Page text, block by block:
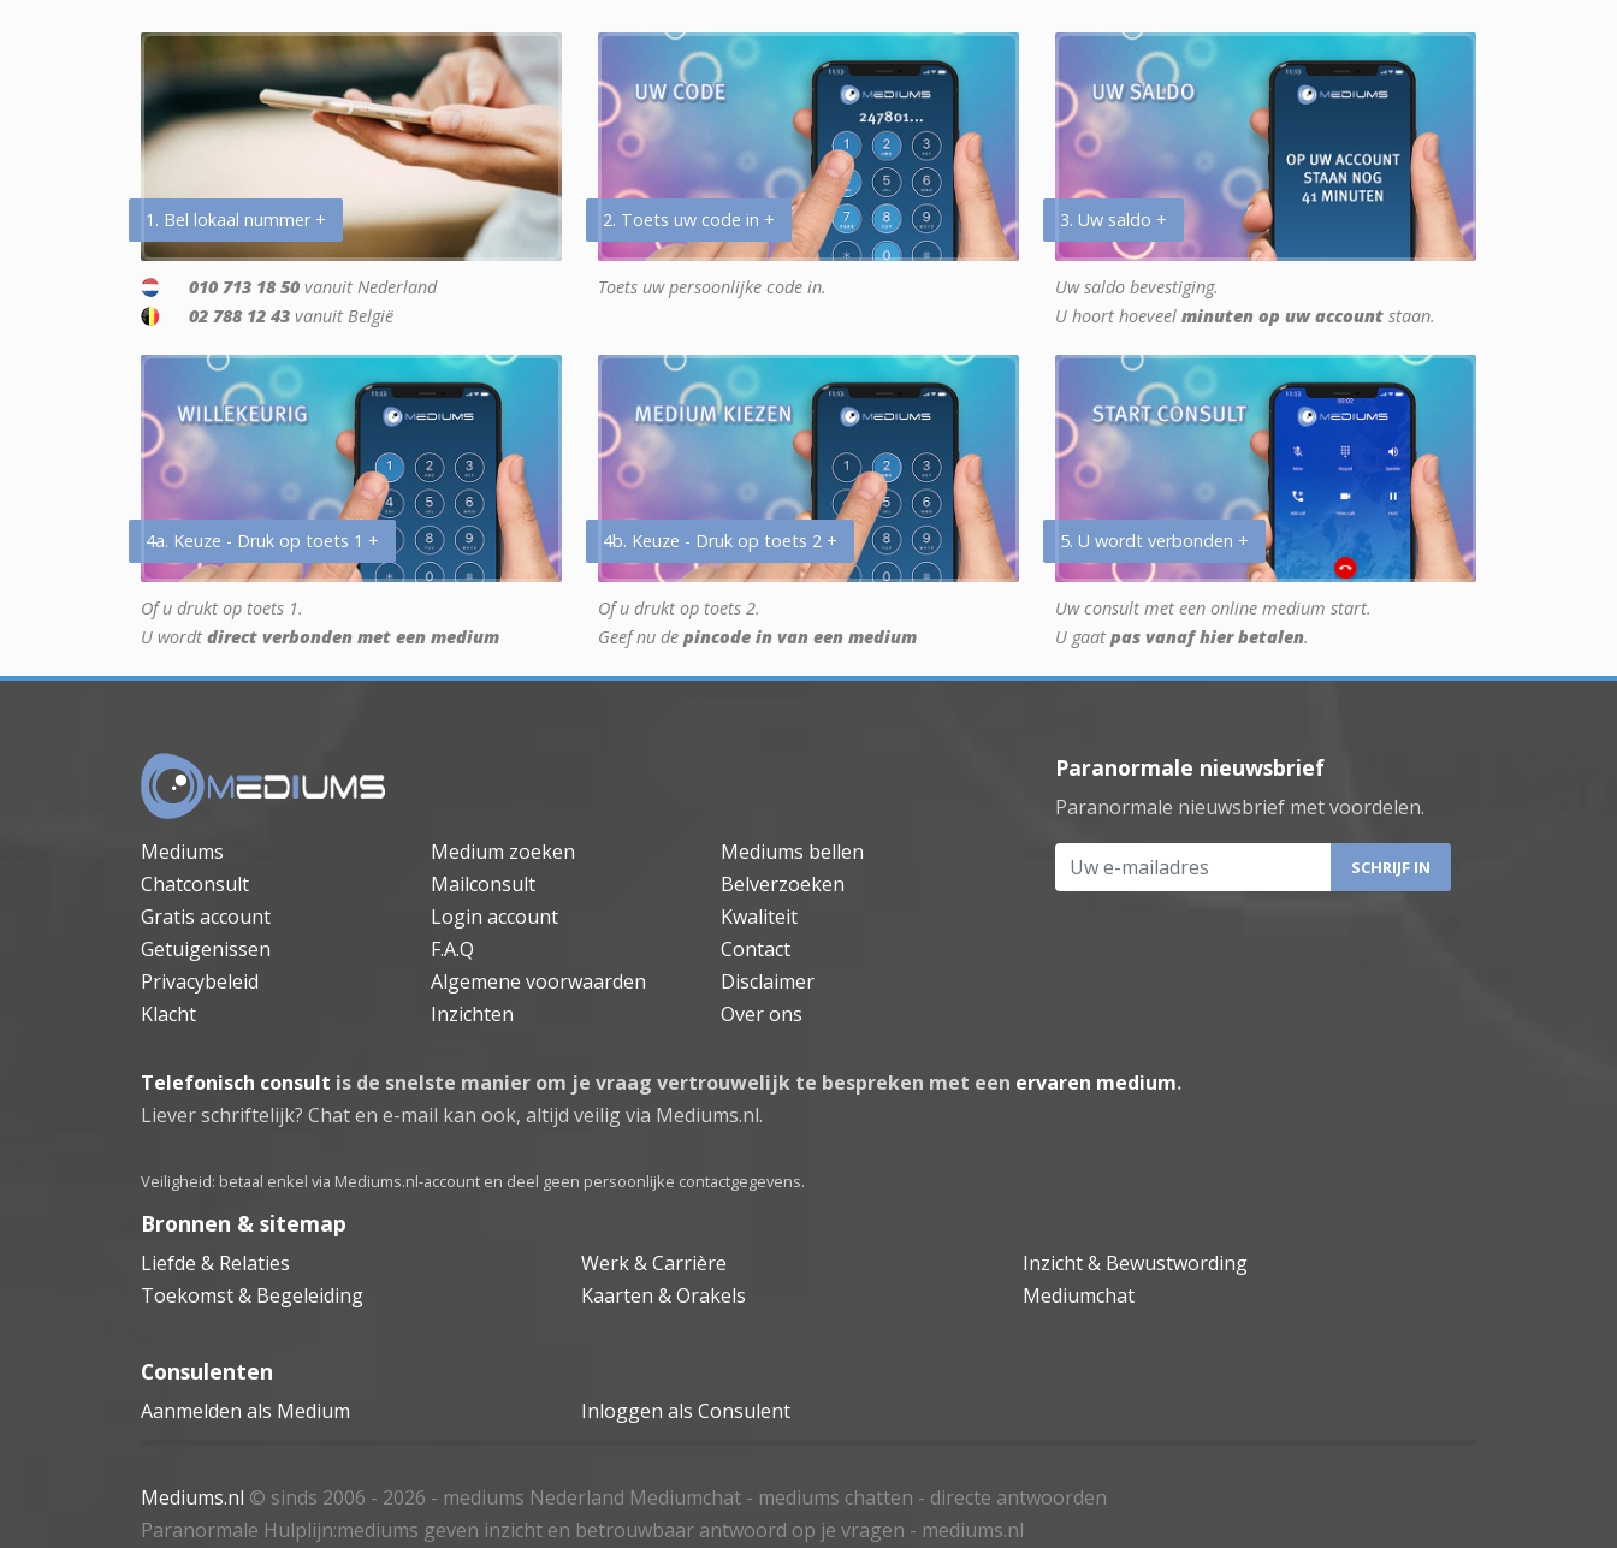
1. Bel lokaal nummer +
010 713 18 50 vanuit Nederland
02 788 12 43 vanuit België
2. Toets uw code in +
Toets uw persoonlijke code in.
3. Uw saldo +
Uw saldo bevestiging.
U hoort hoeveel minuten op uw account staan.
4a. Keuze - Druk op toets 1 +
Of u drukt op toets 1.
U wordt direct verbonden met een medium
4b. Keuze - Druk op toets 2 +
Of u drukt op toets 2.
Geef nu de pincode in van een medium
5. U wordt verbonden +
Uw consult met een online medium start.
U gaat pas vanaf hier betalen.
Mediums Medium zoeken
Mediums bellen
Chatconsult
Mailconsult
Belverzoeken
Gratis account
Login account
Kwaliteit
Getuigenissen
F.A.Q
Contact
Privacybeleid
Algemene voorwaarden
Disclaimer
Klacht
Inzichten Over ons
Paranormale nieuwsbrief
Paranormale nieuwsbrief met voordelen.
Uw e-mailadres
Telefonisch consult is de snelste manier om je vraag vertrouwelijk te bespreken met een ervaren medium.
Liever schriftelijk? Chat en e-mail kan ook, altijd veilig via Mediums.nl.
Veiligheid: betaal enkel via Mediums.nl-account en deel geen persoonlijke contactgegevens.
Bronnen & sitemap
Liefde & Relaties Werk & Carrière
Inzicht & Bewustwording
Toekomst & Begeleiding
Kaarten & Orakels Mediumchat
Consulenten
Aanmelden als Medium Inloggen als Consulent
Mediums.nl © sinds 2006 - 2026 - mediums Nederland Mediumchat - mediums chatten - directe antwoorden
Paranormale Hulplijn:mediums geven inzicht en betrouwbaar antwoord op je vragen - mediums.nl